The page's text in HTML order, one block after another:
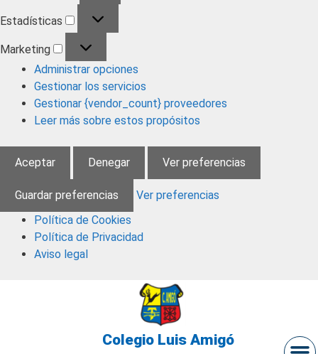
Estadísticas
Marketing
Administrar opciones
Gestionar los servicios
Gestionar {vendor_count} proveedores
Leer más sobre estos propósitos
Aceptar Denegar Ver preferencias
Guardar preferencias
Ver preferencias
Política de Cookies
Política de Privacidad
Aviso legal
Colegio Luis Amigó